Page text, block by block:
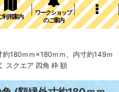
利用案内
ワークショップ
のご案内
約180ｍｍ×180ｍｍ、内寸約149ｍ
スクエア 四角 枠 額